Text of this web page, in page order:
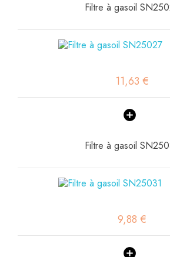
Filtre à gasoil
11,63 €
Filtre à gasoil
9,88 €